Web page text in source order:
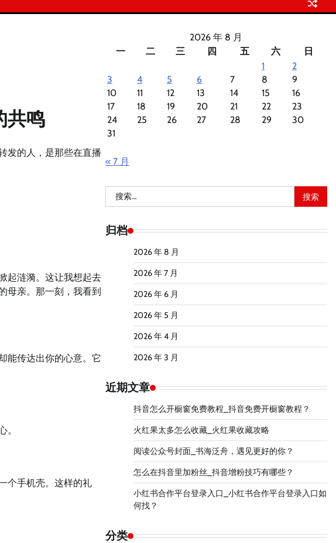
共鸣
发的人，是那些在直播
起涟漪。这让我想起去
母亲。那一刻，我看到
能传达出你的心意。它
。
个手机壳。这样的礼
2026 年 8 月
一
二 三 四 五 六
日
1
2
3
4 5 6 7 8
9
10
11 12 13 14 15
16
17
18 19 20 21 22
23
24
25 26 27 28 29
30
31
« 7 月
索：
归档
2026 年 8 月
2026 年 7 月
2026 年 6 月
2026 年 5 月
2026 年 4 月
2026 年 3 月
近期文章
抖音怎么开橱窗免费教程_抖音免费开橱窗教程？
火红果太多怎么收藏_火红果收藏攻略
阅读公众号封面_书海泛舟，遇见更好的你？
怎么在抖音里加粉丝_抖音增粉技巧有哪些？
小红书合作平台登录入口_小红书合作平台登录入口如
何找？
分类